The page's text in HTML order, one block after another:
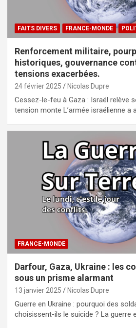
FAITS DIVERS FRANCE-MONDE
Renforcement militaire,
historiques, gouvernance
tensions exacerbées.
24 février 2025 Nicolas Dupre
Cessez-le-feu à Gaza : Israël relève
tension monte L’armée israélienne a
FRANCE-MONDE
Darfour, Gaza, Ukraine : les
sous un prisme alarmant
13 janvier 2025 Nicolas Dupre
Guerre en Ukraine : pourquoi des
choisissent-ils le suicide ? La guerre